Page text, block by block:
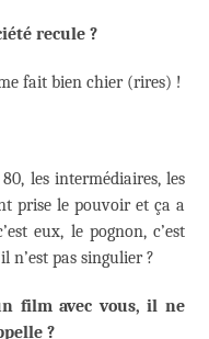
recule ?
fait bien chier (rires) !
les intermédiaires, les
prise le pouvoir et ça a
eux, le pognon, c’est
n’est pas singulier ?
film avec vous, il ne
?